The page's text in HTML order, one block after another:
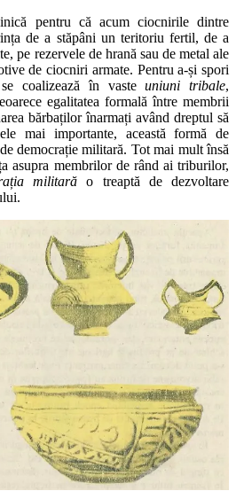
pentru că acum ciocnirile dintre
de a stăpâni un teritoriu fertil, de a
pe rezervele de hrană sau de metal ale
de ciocniri armate. Pentru a-și spori
coalizează în vasteuniuni tribale,
egalitatea formală între membrii
bărbaților înarmați având dreptul să
mai importante, această formă de
democrație militară. Tot mai mult însă
asupra membrilor de rând ai triburilor,
militară o treaptă de dezvoltare